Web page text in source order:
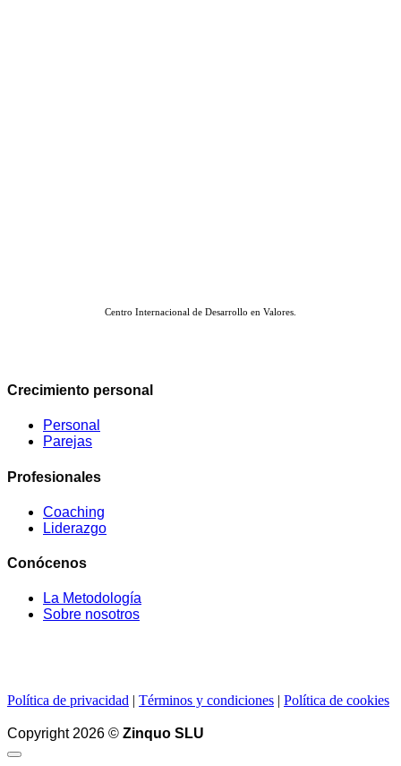
Centro Internacional de Desarrollo en Valores.
Crecimiento personal
Personal
Parejas
Profesionales
Coaching
Liderazgo
Conócenos
La Metodología
Sobre nosotros
Política de privacidad | Términos y condiciones | Política de cookies
Copyright 2026 © Zinquo SLU